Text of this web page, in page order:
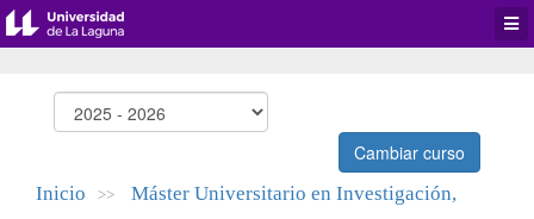
Cambiar curso
Inicio >>
Máster Universitario en Investigación,